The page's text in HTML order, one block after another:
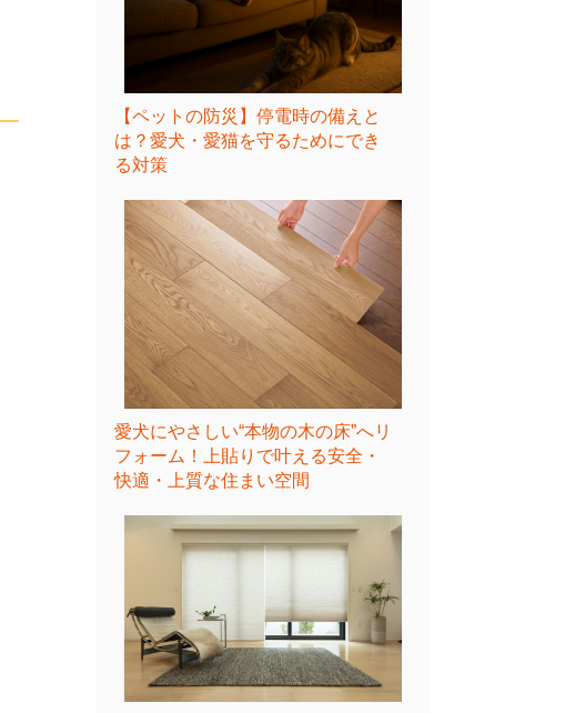
【ペットの防災】停電時の備えと
は？愛犬・愛猫を守るためにでき
る対策
愛犬にやさしい“本物の木の床”へリ
フォーム！上貼りで叶える安全・
快適・上質な住まい空間